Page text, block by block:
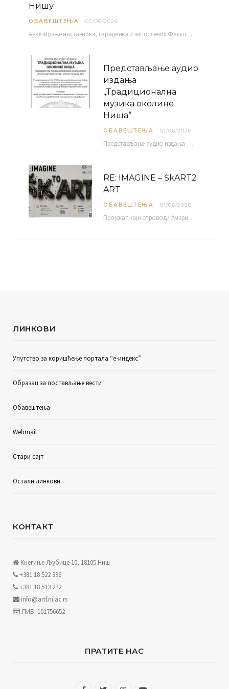
Нишу
ОБАВЕШТЕЊА 02/06/2026
Анкетирање наставника, сарадника и запослених Факултета уметности у Нишу ради сачињавања Извештаја о самовредновању биће…
Представљање аудио
издања
„Традиционална
музика околине
Ниша“
ОБАВЕШТЕЊА 01/06/2026
Представљање аудио издања “Традиционална музика околине Ниша” организује се у оквиру пројекта О-10-17 Музичко наслеђе…
RE: IMAGINE – ŠkART2
ART
ОБАВЕШТЕЊА 01/06/2026
Пројекат који спроводи Америчка привредна комора уз подршку компаније Philip Morris International, са циљем повезивања…
ЛИНКОВИ
Упутство за коришћење портала “е-индекс”
Образац за постављање вести
Обавештења
Webmail
Стари сајт
Остали линкови
КОНТАКТ
Кнегиње Љубице 10, 18105 Ниш
+381 18 522 396
+381 18 513 272
info@artf.ni.ac.rs
ПИБ: 101756652
ПРАТИТЕ НАС